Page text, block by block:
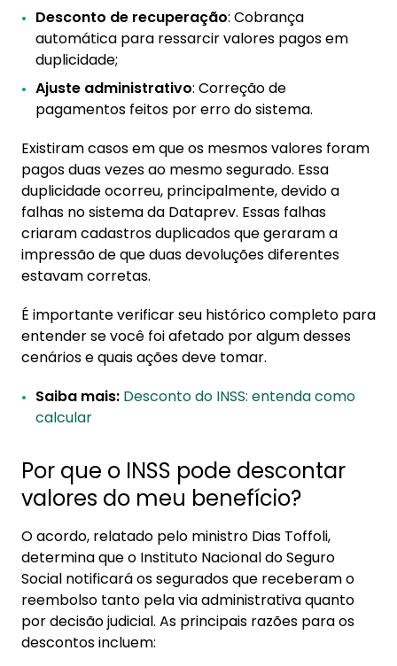
Desconto de recuperação: Cobrança
automática para ressarcir valores pagos em
duplicidade;
Ajuste administrativo: Correção de
pagamentos feitos por erro do sistema.
Existiram casos em que os mesmos valores foram
pagos duas vezes ao mesmo segurado. Essa
duplicidade ocorreu, principalmente, devido a
falhas no sistema da Dataprev. Essas falhas
criaram cadastros duplicados que geraram a
impressão de que duas devoluções diferentes
estavam corretas.
É importante verificar seu histórico completo para
entender se você foi afetado por algum desses
cenários e quais ações deve tomar.
Saiba mais: Desconto do INSS: entenda como
calcular
Por que o INSS pode descontar
valores do meu benefício?
O acordo, relatado pelo ministro Dias Toffoli,
determina que o Instituto Nacional do Seguro
Social notificará os segurados que receberam o
reembolso tanto pela via administrativa quanto
por decisão judicial. As principais razões para os
descontos incluem: